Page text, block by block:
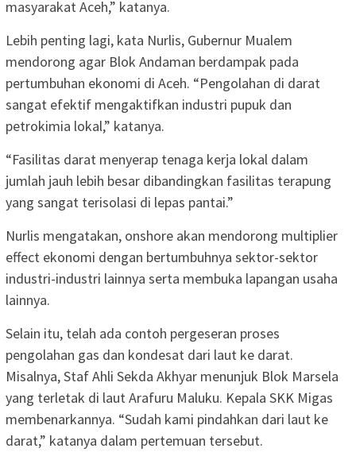
masyarakat Aceh,” katanya.
Lebih penting lagi, kata Nurlis, Gubernur Mualem
mendorong agar Blok Andaman berdampak pada
pertumbuhan ekonomi di Aceh. “Pengolahan di darat
sangat efektif mengaktifkan industri pupuk dan
petrokimia lokal,” katanya.
“Fasilitas darat menyerap tenaga kerja lokal dalam
jumlah jauh lebih besar dibandingkan fasilitas terapung
yang sangat terisolasi di lepas pantai.”
Nurlis mengatakan, onshore akan mendorong multiplier
effect ekonomi dengan bertumbuhnya sektor-sektor
industri-industri lainnya serta membuka lapangan usaha
lainnya.
Selain itu, telah ada contoh pergeseran proses
pengolahan gas dan kondesat dari laut ke darat.
Misalnya, Staf Ahli Sekda Akhyar menunjuk Blok Marsela
yang terletak di laut Arafuru Maluku. Kepala SKK Migas
membenarkannya. “Sudah kami pindahkan dari laut ke
darat,” katanya dalam pertemuan tersebut.